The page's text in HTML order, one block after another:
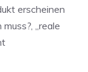
erscheinen
„reale